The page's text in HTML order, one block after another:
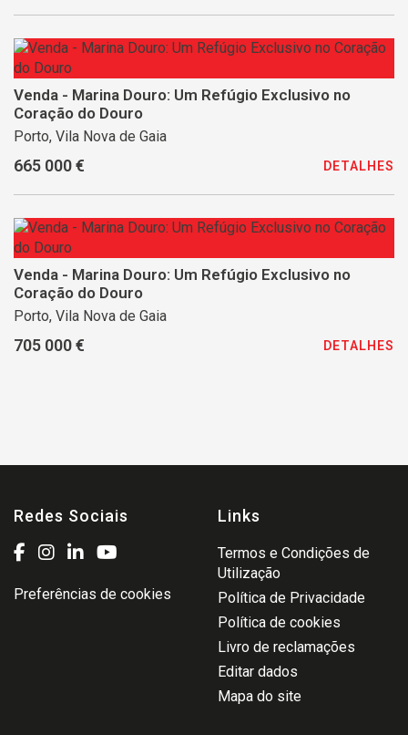
Venda - Marina Douro: Um Refúgio Exclusivo no
Coração do Douro
Porto, Vila Nova de Gaia
665 000 € DETALHES
Venda - Marina Douro: Um Refúgio Exclusivo no
Coração do Douro
Porto, Vila Nova de Gaia
705 000 € DETALHES
Redes Sociais
Preferências de cookies
Links
Termos e Condições de
Utilização
Política de Privacidade
Política de cookies
Livro de reclamações
Editar dados
Mapa do site